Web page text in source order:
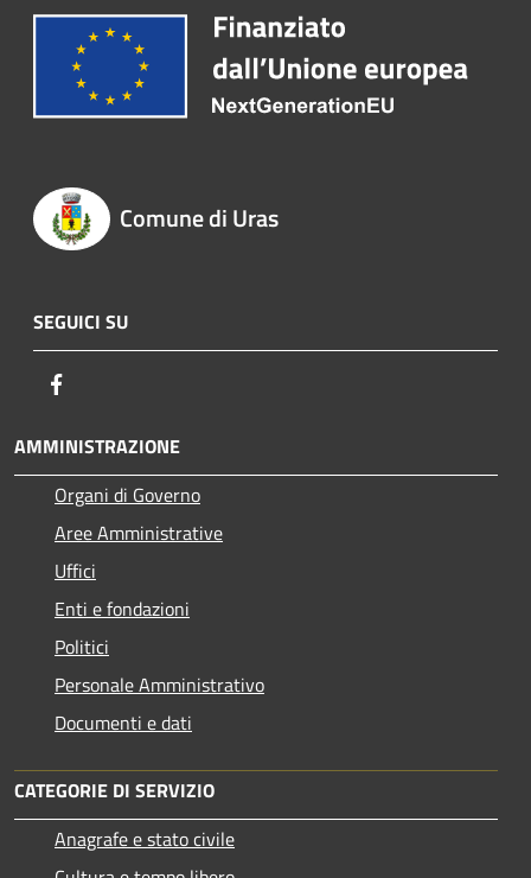
Comune di Uras
SEGUICI SU
AMMINISTRAZIONE
Organi di Governo
Aree Amministrative
Uffici
Enti e fondazioni
Politici
Personale Amministrativo
Documenti e dati
CATEGORIE DI SERVIZIO
Anagrafe e stato civile